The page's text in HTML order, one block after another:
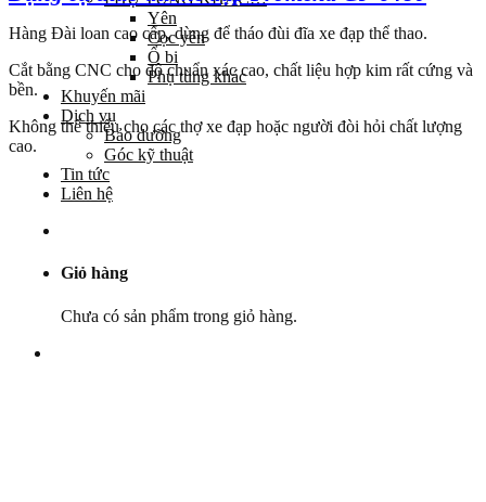
Yên
Cọc yên
Ổ bi
Phụ tùng khác
Khuyến mãi
Dịch vụ
Bảo dưỡng
Góc kỹ thuật
Tin tức
Liên hệ
Giỏ hàng
Chưa có sản phẩm trong giỏ hàng.
Hàng Đài loan cao cấp, dùng để tháo đùi đĩa xe đạp thể thao.
Cắt bằng CNC cho độ chuẩn xác cao, chất liệu hợp kim rất cứng và
bền.
Không thể thiếu cho các thợ xe đạp hoặc người đòi hỏi chất lượng
cao.